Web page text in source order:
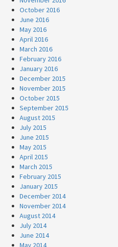
October 2016
June 2016
May 2016
April 2016
March 2016
February 2016
January 2016
December 2015
November 2015
October 2015
September 2015
August 2015
July 2015
June 2015
May 2015
April 2015
March 2015
February 2015
January 2015
December 2014
November 2014
August 2014
July 2014
June 2014
May 2014